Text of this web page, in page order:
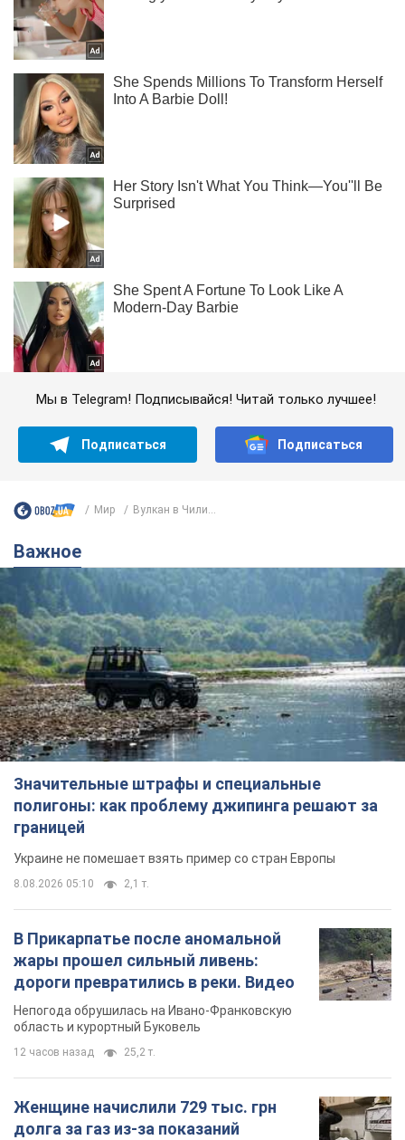
Мы в Telegram! Подписывайся! Читай только лучшее!
Подписаться Подписаться
Мир Вулкан в Чили...
Важное
Значительные штрафы и специальные
полигоны: как проблему джипинга решают за
границей
Украине не помешает взять пример со стран Европы
8.08.2026 05:10 2,1 т.
В Прикарпатье после аномальной
жары прошел сильный ливень:
дороги превратились в реки. Видео
Непогода обрушилась на Ивано-Франковскую
область и курортный Буковель
12 часов назад 25,2 т.
Женщине начислили 729 тыс. грн
долга за газ из-за показаний